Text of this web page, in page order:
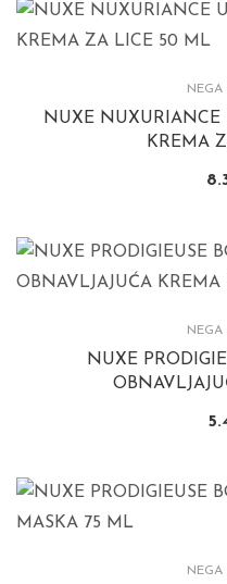
NEGA
NUXE NUXURIANCE
KREMA
NEGA
NUXE
NEGA